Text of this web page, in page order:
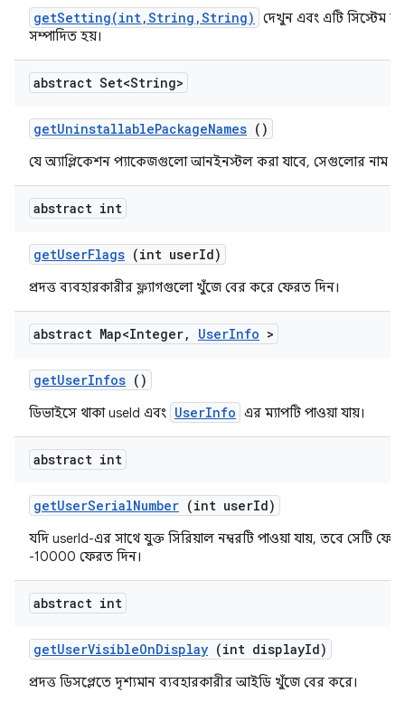
getSetting(int,String,String)
দেখুন এবং এটি সিস্টেম
সম্পাদিত হয়।
abstract Set<String>
getUninstallablePackageNames ()
যে অ্যাপ্লিকেশন প্যাকেজগুলো আনইনস্টল করা যাবে, সেগুলোর নাম
abstract int
getUserFlags (int userId)
প্রদত্ত ব্যবহারকারীর ফ্ল্যাগগুলো খুঁজে বের করে ফেরত দিন।
abstract Map<Integer, UserInfo >
getUserInfos ()
ডিভাইসে থাকা useId এবং UserInfo এর ম্যাপটি পাওয়া যায়।
abstract int
getUserSerialNumber (int userId)
যদি userId-এর সাথে যুক্ত সিরিয়াল নম্বরটি পাওয়া যায়, তবে সেটি
-10000 ফেরত দিন।
abstract int
getUserVisibleOnDisplay (int displayId)
প্রদত্ত ডিসপ্লেতে দৃশ্যমান ব্যবহারকারীর আইডি খুঁজে বের করে।